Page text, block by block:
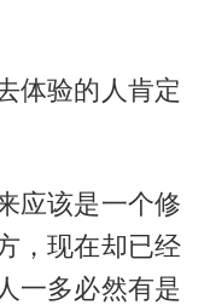
体验的人肯定
应该是一个修
，现在却已经
一多必然有是